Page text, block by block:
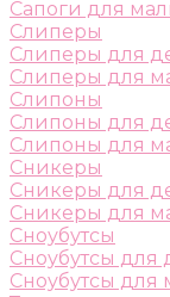
Сапоги для
Слиперы
Слиперы для
Слиперы для
Слипоны
Слипоны для
Слипоны для
Сникеры
Сникеры для
Сникеры для
Сноубутсы
Сноубутсы для
Сноубутсы для